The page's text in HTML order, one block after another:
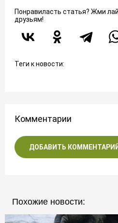
Понравиласть статья? Жми
друзьям!
Теги к новости:
Комментарии
ДОБАВИТЬ КОММЕНТАРИЙ
Похожие новости: